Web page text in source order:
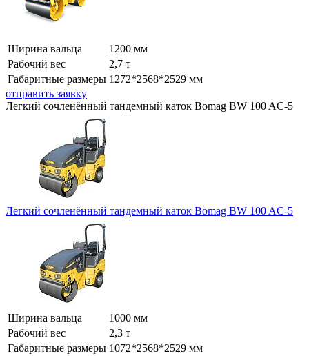
Ширина вальца
1200 мм
Рабочий вес
2,7 т
Габаритные размеры 1272*2568*2529 мм
отправить заявку
Легкий сочленённый тандемный каток Bomag BW 100 AC-5
Легкий сочленённый тандемный каток Bomag BW 100 AC-5
Ширина вальца
1000 мм
Рабочий вес
2,3 т
Габаритные размеры 1072*2568*2529 мм